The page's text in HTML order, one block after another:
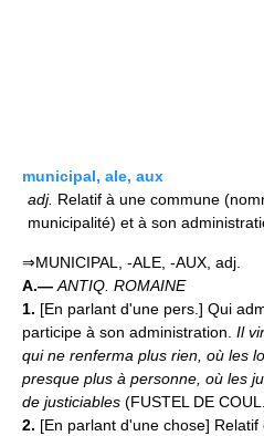
municipal, ale, aux
adj. Relatif à une commune
municipalité) et à son
⇒MUNICIPAL, -ALE, -AUX, adj.
A.— ANTIQ. ROMAINE
1. [En parlant d'une pers.] Qui
participe à son administration. Il
qui ne renferma plus rien, où les
presque plus à personne, où les
de justiciables (FUSTEL DE
2. [En parlant d'une chose]